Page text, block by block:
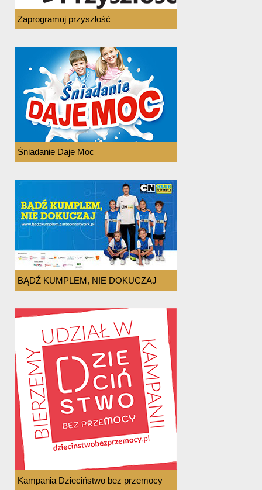
Zaprogramuj przyszłość
Śniadanie Daje Moc
BĄDŹ KUMPLEM, NIE DOKUCZAJ
Kampania Dzieciństwo bez przemocy